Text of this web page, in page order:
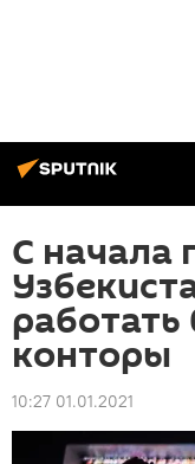
С начала
конторы
10:27 01.01.2021